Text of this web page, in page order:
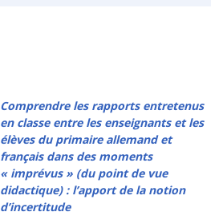
Comprendre les rapports entretenus
en classe entre les enseignants et les
élèves du primaire allemand et
français dans des moments
« imprévus » (du point de vue
didactique) : l’apport de la notion
d’incertitude